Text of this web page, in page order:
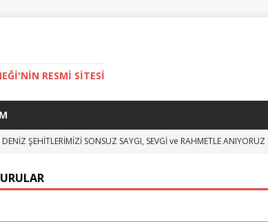
RESMİ SİTESİ
ŞEHİTLERİMİZİ SONSUZ SAYGI, SEVGİ ve RAHMETLE ANIYORUZ
2025 ÇOCUK BAYRAMI ADD-BERLIN